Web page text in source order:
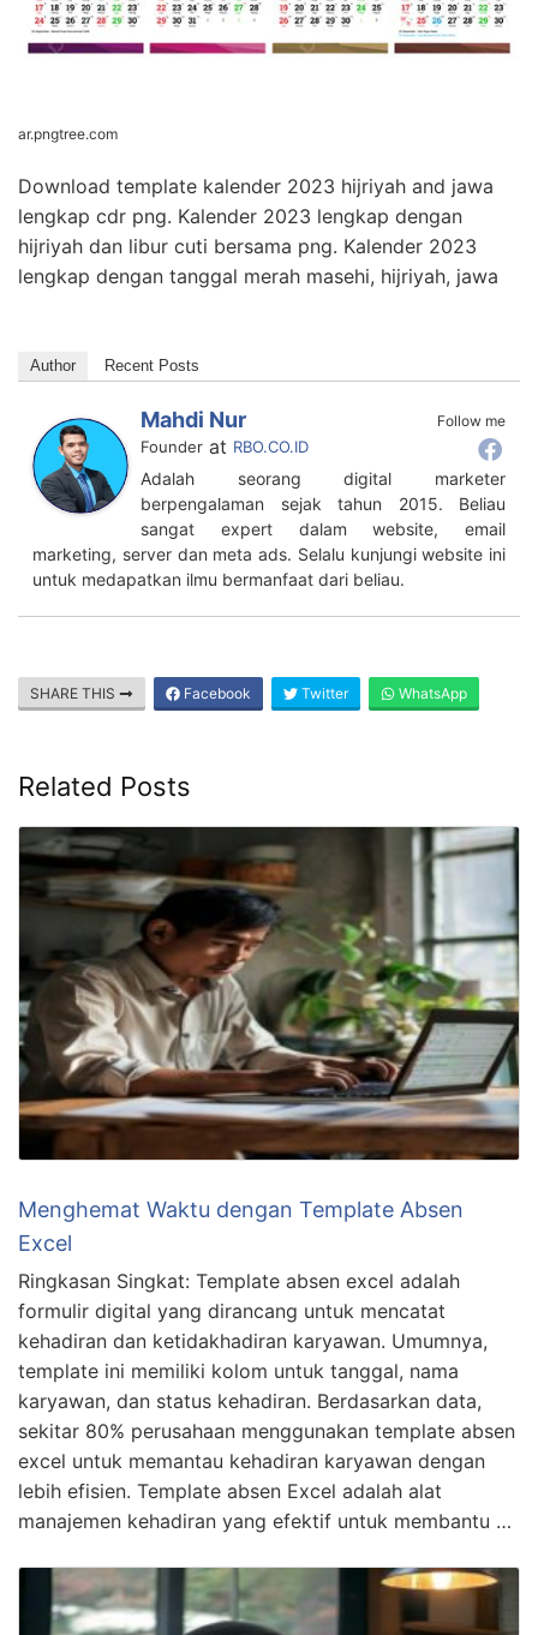
ar.pngtree.com
Download template kalender 2023 hijriyah and jawa
lengkap cdr png. Kalender 2023 lengkap dengan
hijriyah dan libur cuti bersama png. Kalender 2023
lengkap dengan tanggal merah masehi, hijriyah, jawa
Author Recent Posts
Follow me
Mahdi Nur
Founder at RBO.CO.ID
Adalah seorang digital marketer
berpengalaman sejak tahun 2015. Beliau
sangat expert dalam website, email
marketing, server dan meta ads. Selalu kunjungi website ini
untuk medapatkan ilmu bermanfaat dari beliau.
SHARE THIS Facebook Twitter WhatsApp
Related Posts
Menghemat Waktu dengan Template Absen
Excel
Ringkasan Singkat: Template absen excel adalah
formulir digital yang dirancang untuk mencatat
kehadiran dan ketidakhadiran karyawan. Umumnya,
template ini memiliki kolom untuk tanggal, nama
karyawan, dan status kehadiran. Berdasarkan data,
sekitar 80% perusahaan menggunakan template absen
excel untuk memantau kehadiran karyawan dengan
lebih efisien. Template absen Excel adalah alat
manajemen kehadiran yang efektif untuk membantu …